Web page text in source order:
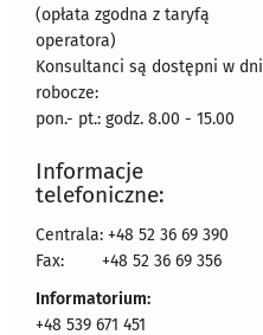
(opłata zgodna z taryfą
operatora)
Konsultanci są dostępni w dni
robocze:
pon.- pt.: godz. 8.00 - 15.00
Informacje
telefoniczne:
Centrala: +48 52 36 69 390
Fax:
+48 52 36 69 356
Informatorium:
+48 539 671 451